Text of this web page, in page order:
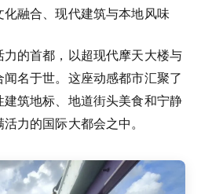
化融合、现代建筑与本地风味
的首都，以超现代摩天大楼与
名于世。这座动感都市汇聚了
筑地标、地道街头美食和宁静
力的国际大都会之中。